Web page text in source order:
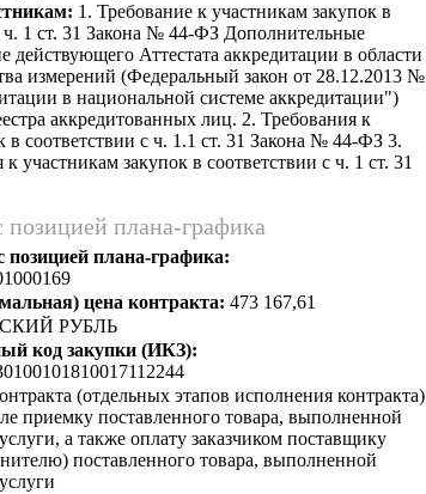
1. Требование к участникам закупок в
ч. 1 ст. 31 Закона № 44-ФЗ Дополнительные
действующего Аттестата аккредитации в области
измерений (Федеральный закон от 28.12.2013 №
в национальной системе аккредитации")
аккредитованных лиц. 2. Требования к
в соответствии с ч. 1.1 ст. 31 Закона № 44-ФЗ 3.
участникам закупок в соответствии с ч. 1 ст. 31
позицией плана-графика
позицией плана-графика:
цена контракта: 473 167,61
РУБЛЬ
код закупки (ИКЗ):
(отдельных этапов исполнения контракта)
приемку поставленного товара, выполненной
а также оплату заказчиком поставщику
поставленного товара, выполненной